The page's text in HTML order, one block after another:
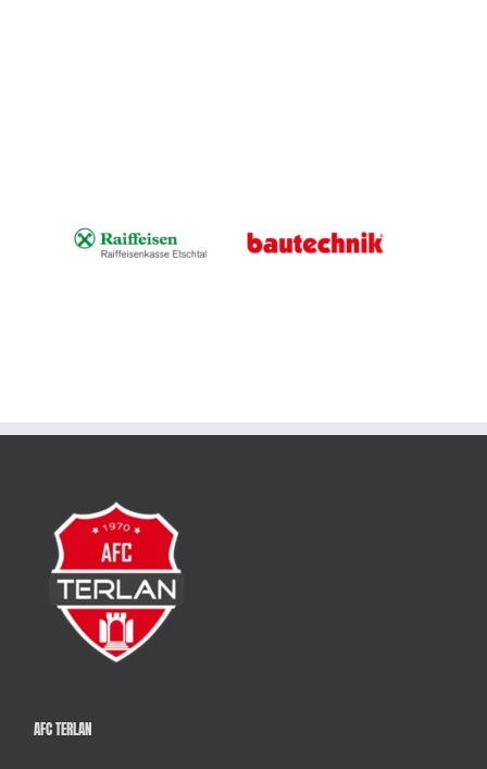
AFC TERLAN